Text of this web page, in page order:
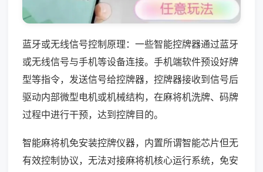
蓝牙或无线信号控制原理：一些智能控牌器通过蓝牙
或无线信号与手机等设备连接。手机端软件预设好牌
型等指令，发送信号给控牌器，控牌器接收到信号后
驱动内部微型电机或机械结构，在麻将机洗牌、码牌
过程中进行干预，达到控牌目的。
智能麻将机免安装控牌仪器，内置所谓智能芯片但无
有效控制协议，无法对接麻将机核心运行系统，免安